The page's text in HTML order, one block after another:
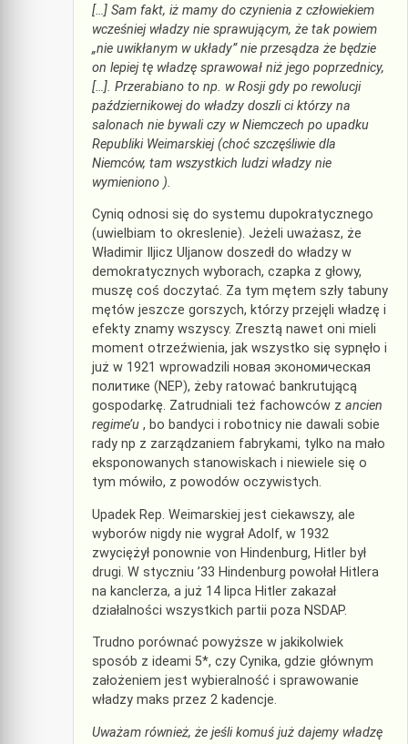
[…] Sam fakt, iż mamy do czynienia z człowiekiem
wcześniej władzy nie sprawującym, że tak powiem
„nie uwikłanym w układy” nie przesądza że będzie
on lepiej tę władzę sprawował niż jego poprzednicy,
[…]. Przerabiano to np. w Rosji gdy po rewolucji
październikowej do władzy doszli ci którzy na
salonach nie bywali czy w Niemczech po upadku
Republiki Weimarskiej (choć szczęśliwie dla
Niemców, tam wszystkich ludzi władzy nie
wymieniono ).
Cyniq odnosi się do systemu dupokratycznego
(uwielbiam to okreslenie). Jeżeli uważasz, że
Władimir Iljicz Uljanow doszedł do władzy w
demokratycznych wyborach, czapka z głowy,
muszę coś doczytać. Za tym mętem szły tabuny
mętów jeszcze gorszych, którzy przejęli władzę i
efekty znamy wszyscy. Zresztą nawet oni mieli
moment otrzeźwienia, jak wszystko się sypnęło i
już w 1921 wprowadzili новая экономическая
политике (NEP), żeby ratować bankrutującą
gospodarkę. Zatrudniali też fachowców z ancien
regime’u , bo bandyci i robotnicy nie dawali sobie
rady np z zarządzaniem fabrykami, tylko na mało
eksponowanych stanowiskach i niewiele się o
tym mówiło, z powodów oczywistych.
Upadek Rep. Weimarskiej jest ciekawszy, ale
wyborów nigdy nie wygrał Adolf, w 1932
zwyciężył ponownie von Hindenburg, Hitler był
drugi. W styczniu ’33 Hindenburg powołał Hitlera
na kanclerza, a już 14 lipca Hitler zakazał
działalności wszystkich partii poza NSDAP.
Trudno porównać powyższe w jakikolwiek
sposób z ideami 5*, czy Cynika, gdzie głównym
założeniem jest wybieralność i sprawowanie
władzy maks przez 2 kadencje.
Uważam również, że jeśli komuś już dajemy władzę